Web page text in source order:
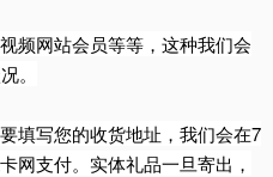
频网站会员等等，这种我们会
。
填写您的收货地址，我们会在7
网支付。实体礼品一旦寄出，